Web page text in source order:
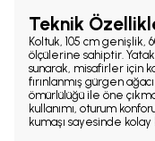
Teknik
Koltuk, 105 cm
ölçülerine sahiptir. Yatak
sunarak, misafirler için
fırınlanmış gürgen
ömürlülüğü ile öne
kullanımı, oturum
kumaşı sayesinde kolay